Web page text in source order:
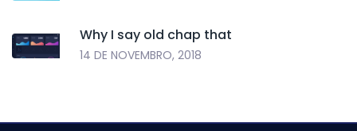
Why I say old chap that
14 DE NOVEMBRO, 2018